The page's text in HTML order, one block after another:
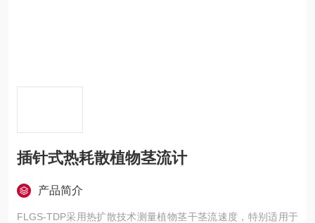
插针式热耗散植物茎流计
产品简介
FLGS-TDP采用热扩散技术测量植物茎干茎流速度，特别适用于